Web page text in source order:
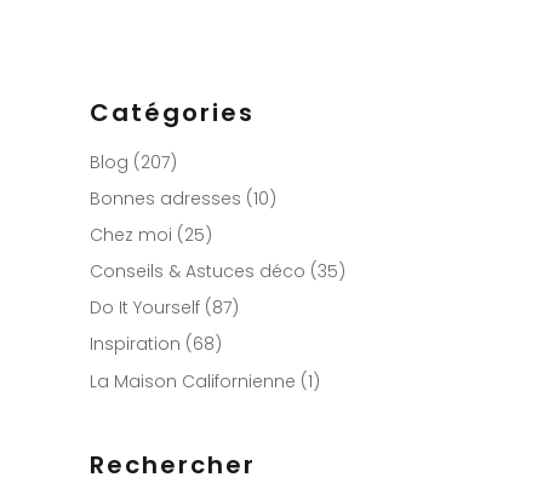
Catégories
Blog (207)
Bonnes adresses (10)
Chez moi (25)
Conseils & Astuces déco (35)
Do It Yourself (87)
Inspiration (68)
La Maison Californienne (1)
Rechercher